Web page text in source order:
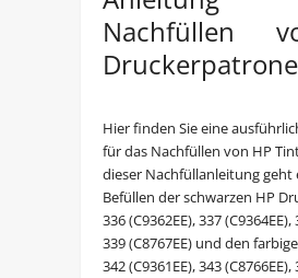
Nachfüllen
Hier finden Sie eine
für das Nachfüllen von HP
dieser Nachfüllanleitung geht
Befüllen der schwarzen HP
336 (C9362EE), 337 (C9364EE),
339 (C8767EE) und den
342 (C9361EE), 343 (C8766EE),